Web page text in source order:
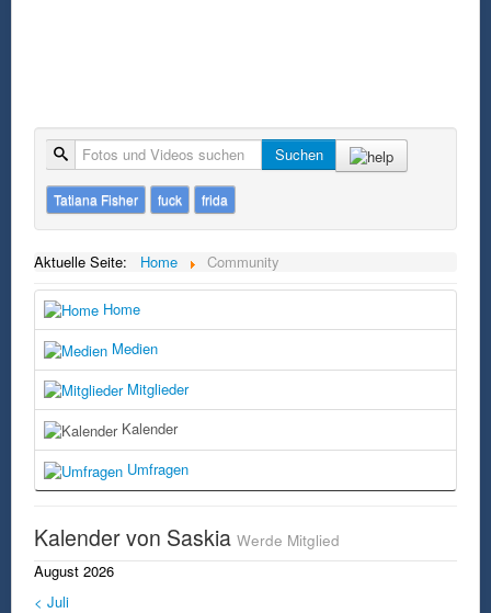
Suche Suchen
Tatiana Fisher fuck frida
Aktuelle Seite: Home Community
Home
Medien
Mitglieder
Kalender
Umfragen
Kalender von Saskia Werde Mitglied
August 2026
< Juli